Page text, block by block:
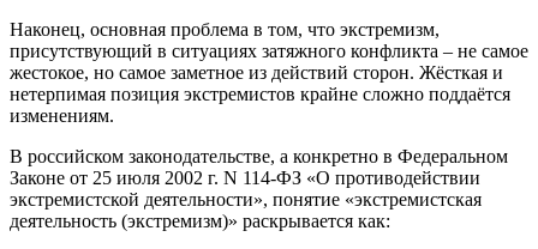
Наконец, основная проблема в том, что экстремизм,
присутствующий в ситуациях затяжного конфликта – не самое
жестокое, но самое заметное из действий сторон. Жёсткая и
нетерпимая позиция экстремистов крайне сложно поддаётся
изменениям.
В российском законодательстве, а конкретно в Федеральном
Законе от 25 июля 2002 г. N 114-ФЗ «О противодействии
экстремистской деятельности», понятие «экстремистская
деятельность (экстремизм)» раскрывается как: